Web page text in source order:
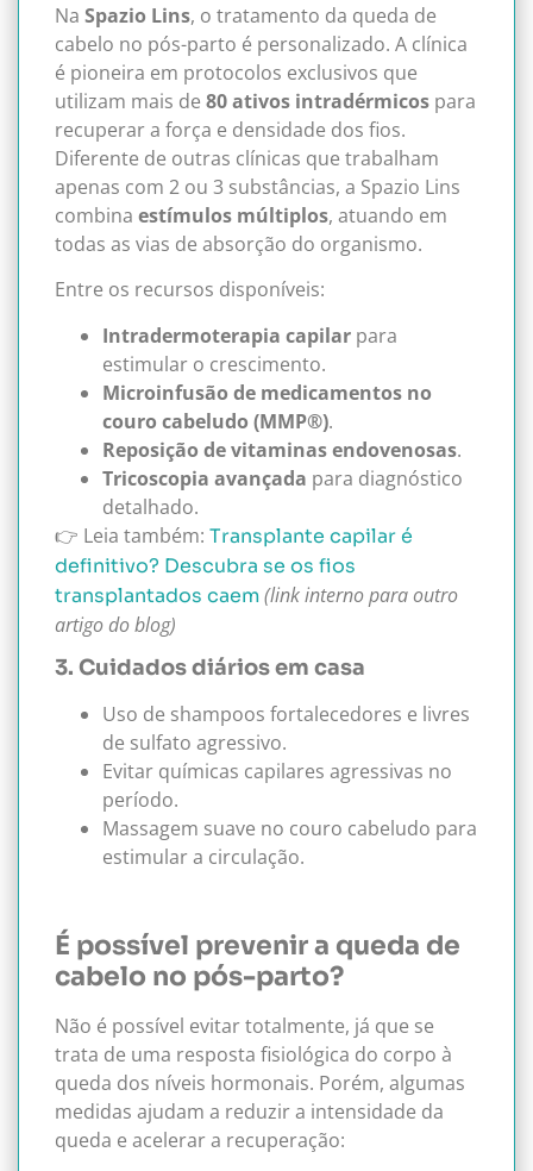
Na Spazio Lins, o tratamento da queda de
cabelo no pós-parto é personalizado. A clínica
é pioneira em protocolos exclusivos que
utilizam mais de 80 ativos intradérmicos para
recuperar a força e densidade dos fios.
Diferente de outras clínicas que trabalham
apenas com 2 ou 3 substâncias, a Spazio Lins
combina estímulos múltiplos, atuando em
todas as vias de absorção do organismo.
Entre os recursos disponíveis:
Intradermoterapia capilar para
estimular o crescimento.
Microinfusão de medicamentos no
couro cabeludo (MMP®).
Reposição de vitaminas endovenosas.
Tricoscopia avançada para diagnóstico
detalhado.
👉 Leia também: Transplante capilar é
definitivo? Descubra se os fios
transplantados caem(link interno para outro
artigo do blog)
3. Cuidados diários em casa
Uso de shampoos fortalecedores e livres
de sulfato agressivo.
Evitar químicas capilares agressivas no
período.
Massagem suave no couro cabeludo para
estimular a circulação.
É possível prevenir a queda de
cabelo no pós-parto?
Não é possível evitar totalmente, já que se
trata de uma resposta fisiológica do corpo à
queda dos níveis hormonais. Porém, algumas
medidas ajudam a reduzir a intensidade da
queda e acelerar a recuperação: